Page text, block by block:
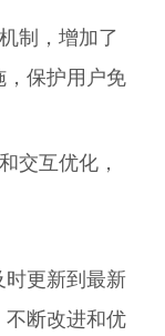
制，增加了
，保护用户免
交互优化，
时更新到最新
不断改进和优